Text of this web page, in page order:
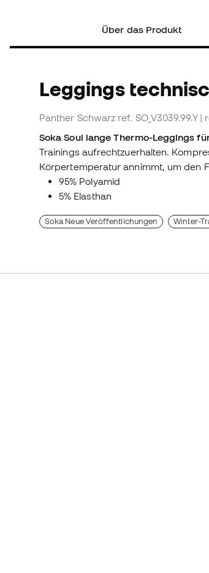
Über das Produkt
Leggings
Panther Schwarz ref. SO_V3039.99.Y |
Soka Soul lange Thermo-Leggings
Trainings aufrechtzuerhalten.
Körpertemperatur annimmt, um den
95% Polyamid
5% Elasthan
Soka Neue Veröffentlichungen Winter-